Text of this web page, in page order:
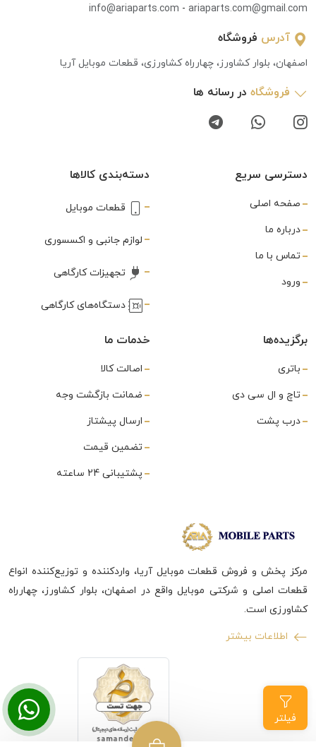
فیلتر
info@ariaparts.com - ariaparts.com@gmail.com
آدرس فروشگاه
اصفهان، بلوار کشاورز، چهارراه کشاورزی، قطعات موبایل آریا
فروشگاه در رسانه ها
دسترسی سریع
صفحه اصلی
درباره ما
تماس با ما
ورود
دسته‌بندی کالاها
قطعات موبایل
لوازم جانبی و اکسسوری
تجهیزات کارگاهی
دستگاه‌های کارگاهی
برگزیده‌ها
باتری
تاچ و ال سی دی
درب پشت
خدمات ما
اصالت کالا
ضمانت بازگشت وجه
ارسال پیشتاز
تضمین قیمت
پشتیبانی 24 ساعته
مرکز پخش و فروش قطعات موبایل آریا، واردکننده و توزیع‌کننده انواع
قطعات اصلی و شرکتی موبایل واقع در اصفهان، بلوار کشاورز، چهارراه
کشاورزی است.
اطلاعات بیشتر